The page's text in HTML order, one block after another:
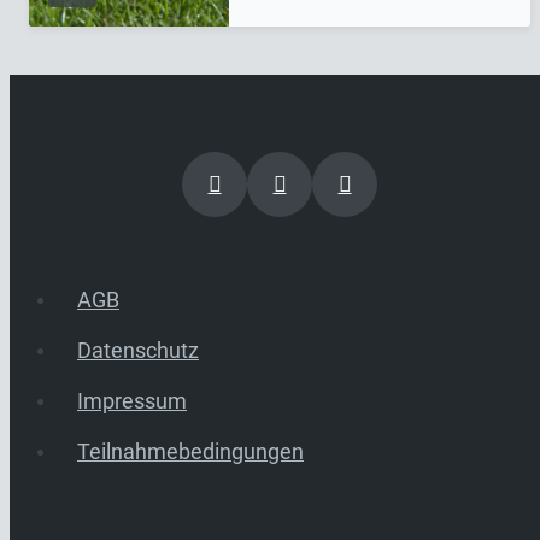
AGB
Datenschutz
Impressum
Teilnahmebedingungen